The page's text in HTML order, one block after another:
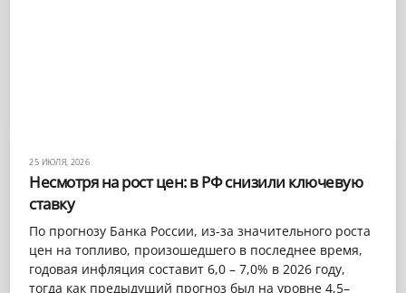
25 ИЮЛЯ, 2026
Несмотря на рост цен: в РФ снизили ключевую
ставку
По прогнозу Банка России, из-за значительного роста
цен на топливо, произошедшего в последнее время,
годовая инфляция составит 6,0 – 7,0% в 2026 году,
тогда как предыдущий прогноз был на уровне 4,5–